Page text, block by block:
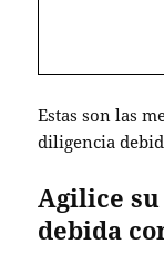
Estas sonlas
diligencia
Agilice
debida